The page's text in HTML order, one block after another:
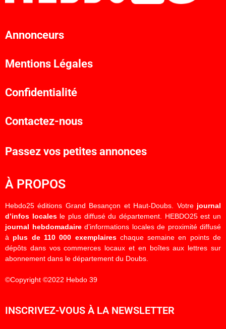
Annonceurs
Mentions Légales
Confidentialité
Contactez-nous
Passez vos petites annonces
À PROPOS
Hebdo25 éditions Grand Besançon et Haut-Doubs. Votre journal
d’infos localesle plus diffusé du département. HEBDO25 est un
journal hebdomadaired’informations locales de proximité diffusé
à plus de 110 000 exemplaireschaque semaine en points de
dépôts dans vos commerces locaux et en boîtes aux lettres sur
abonnement dans le département du Doubs.
©Copyright ©2022 Hebdo 39
INSCRIVEZ-VOUS À LA NEWSLETTER